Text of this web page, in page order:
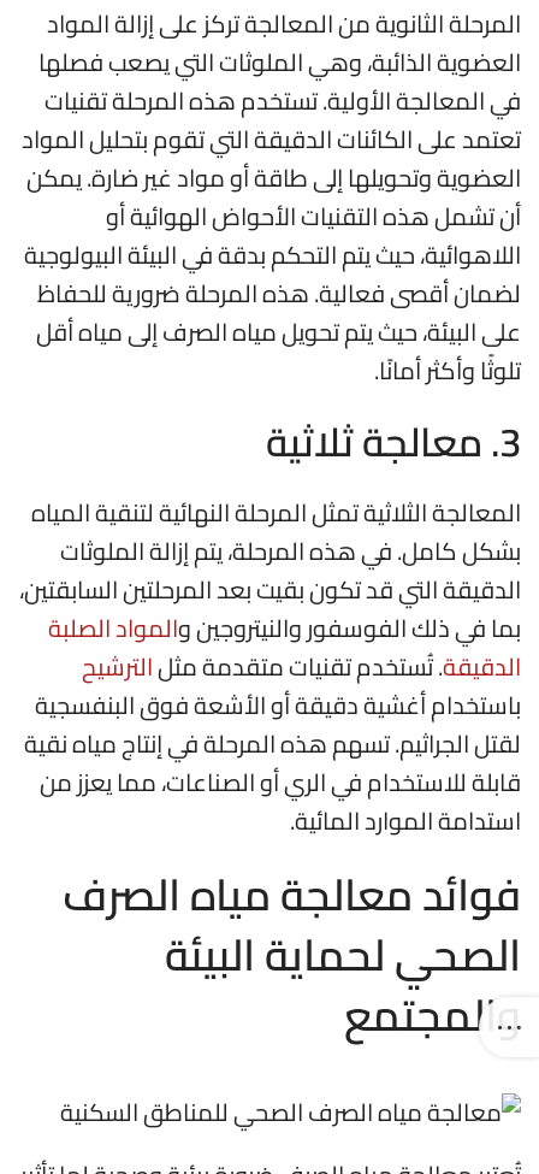
المرحلة الثانوية من المعالجة تركز على إزالة المواد
العضوية الذائبة، وهي الملوثات التي يصعب فصلها
في المعالجة الأولية. تستخدم هذه المرحلة تقنيات
تعتمد على الكائنات الدقيقة التي تقوم بتحليل المواد
العضوية وتحويلها إلى طاقة أو مواد غير ضارة. يمكن
أن تشمل هذه التقنيات الأحواض الهوائية أو
اللاهوائية، حيث يتم التحكم بدقة في البيئة البيولوجية
لضمان أقصى فعالية. هذه المرحلة ضرورية للحفاظ
على البيئة، حيث يتم تحويل مياه الصرف إلى مياه أقل
تلوثًا وأكثر أمانًا.
3. معالجة ثلاثية
المعالجة الثلاثية تمثل المرحلة النهائية لتنقية المياه
بشكل كامل. في هذه المرحلة، يتم إزالة الملوثات
الدقيقة التي قد تكون بقيت بعد المرحلتين السابقتين،
بما في ذلك الفوسفور والنيتروجين والمواد الصلبة
الدقيقة. تُستخدم تقنيات متقدمة مثلالترشيح
باستخدام أغشية دقيقة أو الأشعة فوق البنفسجية
لقتل الجراثيم. تسهم هذه المرحلة في إنتاج مياه نقية
قابلة للاستخدام في الري أو الصناعات، مما يعزز من
استدامة الموارد المائية.
فوائد معالجة مياه الصرف
الصحي لحماية البيئة
والمجتمع